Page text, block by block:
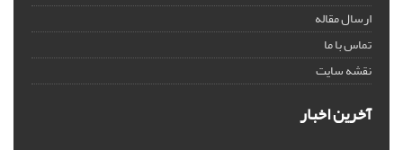
ارسال مقاله
تماس با ما
نقشه سایت
آخرین اخبار